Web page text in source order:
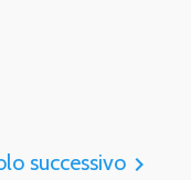
successivo navigate_next